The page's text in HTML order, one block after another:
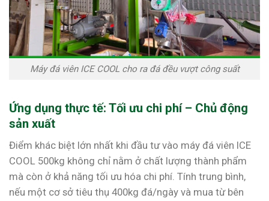
Máy đá viên ICE COOL cho ra đá đều vượt công suất
Ứng dụng thực tế: Tối ưu chi phí – Chủ động
sản xuất
Điểm khác biệt lớn nhất khi đầu tư vào máy đá viên ICE
COOL 500kg không chỉ nằm ở chất lượng thành phẩm
mà còn ở khả năng tối ưu hóa chi phí. Tính trung bình,
nếu một cơ sở tiêu thụ 400kg đá/ngày và mua từ bên